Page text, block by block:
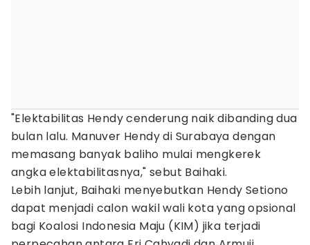
"Elektabilitas Hendy cenderung naik dibanding dua
bulan lalu. Manuver Hendy di Surabaya dengan
memasang banyak baliho mulai mengkerek
angka elektabilitasnya," sebut Baihaki.
Lebih lanjut, Baihaki menyebutkan Hendy Setiono
dapat menjadi calon wakil wali kota yang opsional
bagi Koalosi Indonesia Maju (KIM) jika terjadi